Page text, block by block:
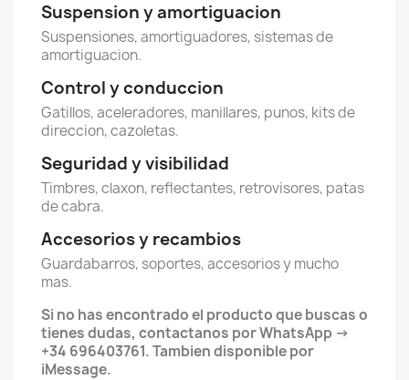
Suspension y amortiguacion
Suspensiones, amortiguadores, sistemas de
amortiguacion.
Control y conduccion
Gatillos, aceleradores, manillares, punos, kits de
direccion, cazoletas.
Seguridad y visibilidad
Timbres, claxon, reflectantes, retrovisores, patas
de cabra.
Accesorios y recambios
Guardabarros, soportes, accesorios y mucho
mas.
Si no has encontrado el producto que buscas o
tienes dudas, contactanos por WhatsApp →
+34 696403761. Tambien disponible por
iMessage.